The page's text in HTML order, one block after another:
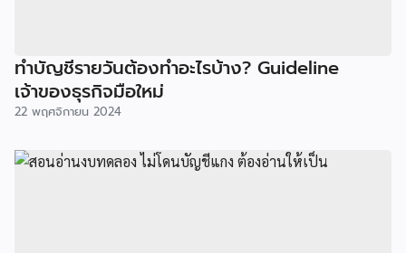
ทำบัญชีรายวันต้องทำอะไรบ้าง? Guideline
เจ้าของธุรกิจมือใหม่
22 พฤศจิกายน 2024